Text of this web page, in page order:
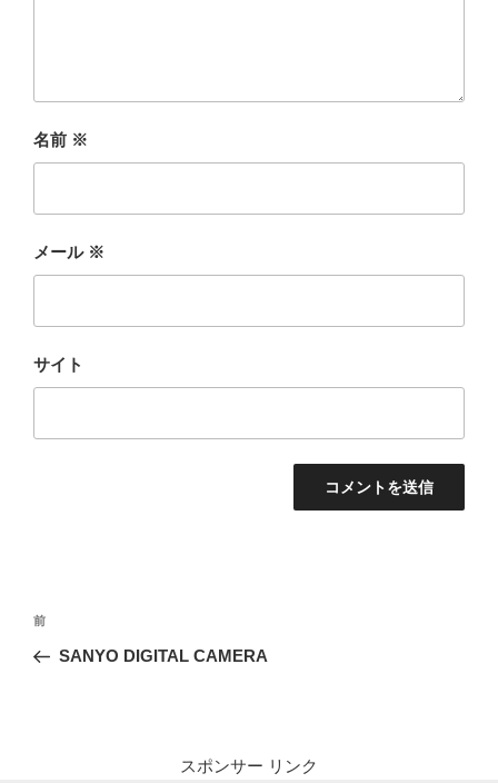
名前 ※
メール ※
サイト
投
ナ
前
の
前
SANYO DIGITAL CAMERA
スポンサー リンク